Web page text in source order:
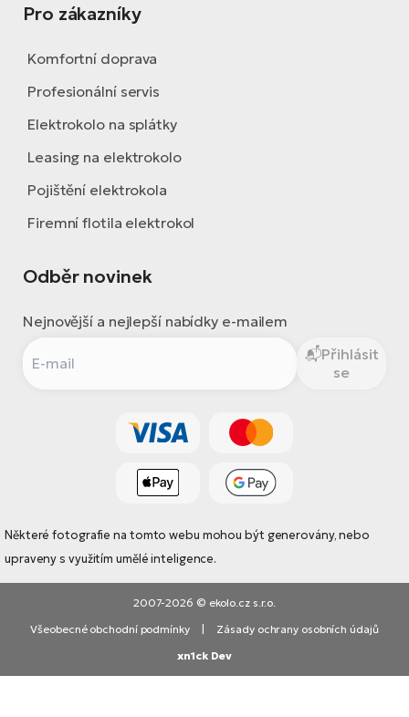
Pro zákazníky
Komfortní doprava
Profesionální servis
Elektrokolo na splátky
Leasing na elektrokolo
Pojištění elektrokola
Firemní flotila elektrokol
Odběr novinek
Nejnovější a nejlepší nabídky e-mailem
Přihlásit
se
Některé fotografie na tomto webu mohou být generovány, nebo
upraveny s využitím umělé inteligence.
2007-2026 © ekolo.cz s.r.o.
Všeobecné obchodní podmínky
Zásady ochrany osobních údajů
xn1ck Dev